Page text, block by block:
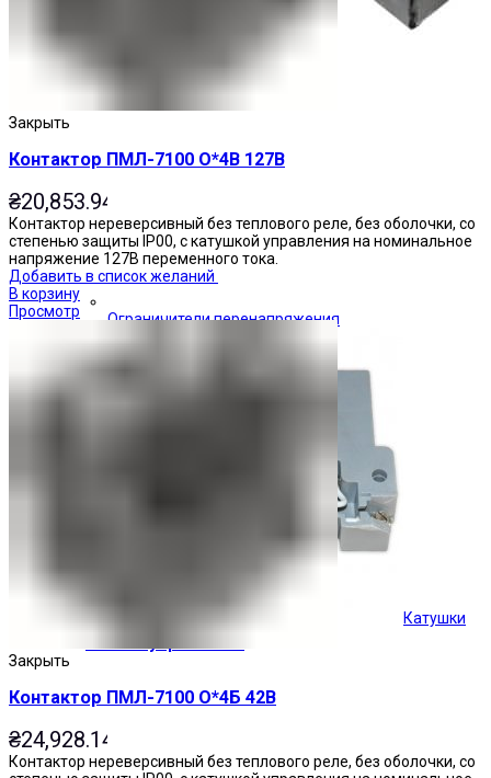
Ограничители перенапряжения
Катушки
Закрыть
Контактор ПМЛ-7100 О*4В 127В
₴20,853.94
Контактор нереверсивный без теплового реле, без оболочки, со
степенью защиты IP00, с катушкой управления на номинальное
напряжение 127В переменного тока.
Добавить в список желаний
В корзину
Просмотр
Закрыть
Контактор ПМЛ-7100 О*4Б 42В
₴24,928.14
Контактор нереверсивный без теплового реле, без оболочки, со